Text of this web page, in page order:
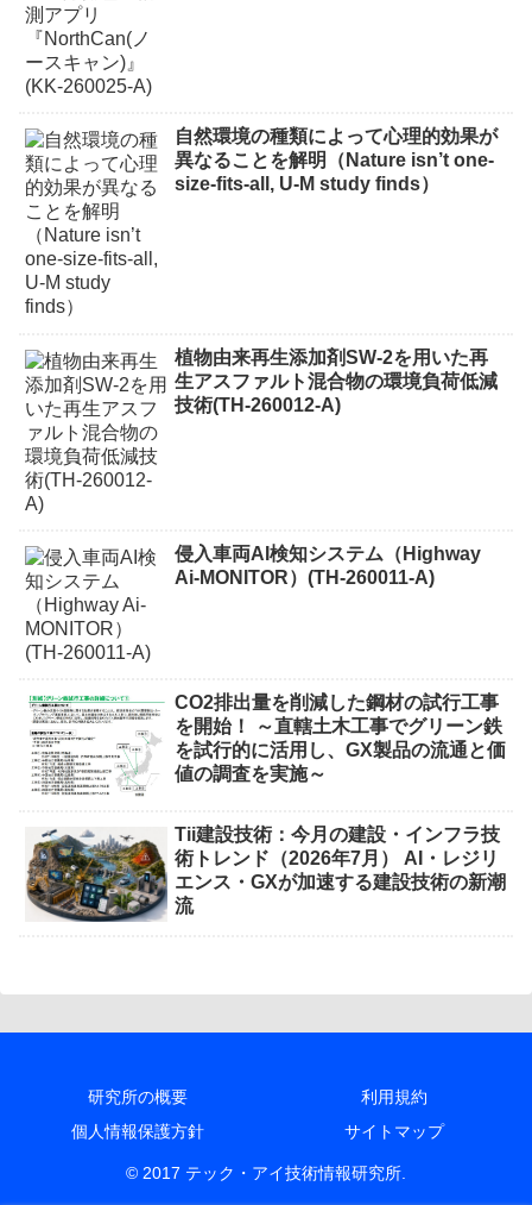
自然環境の種類によって心理的効果が
異なることを解明（Nature isn’t one-
size-fits-all, U-M study finds）
植物由来再生添加剤SW-2を用いた再
生アスファルト混合物の環境負荷低減
技術(TH-260012-A)
侵入車両AI検知システム（Highway
Ai-MONITOR）(TH-260011-A)
CO2排出量を削減した鋼材の試行工事
を開始！ ～直轄土木工事でグリーン鉄
を試行的に活用し、GX製品の流通と価
値の調査を実施～
Tii建設技術：今月の建設・インフラ技
術トレンド（2026年7月） AI・レジリ
エンス・GXが加速する建設技術の新潮
流
研究所の概要
利用規約
個人情報保護方針
サイトマップ
© 2017 テック・アイ技術情報研究所.